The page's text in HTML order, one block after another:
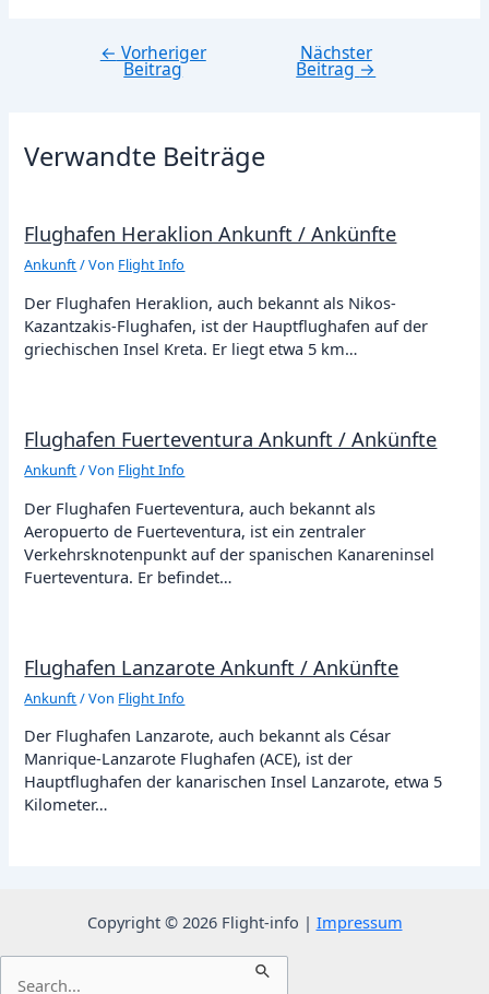
Beitragsnavigation
← Vorheriger
Beitrag
Nächster
Beitrag→
Verwandte Beiträge
Flughafen Heraklion Ankunft / Ankünfte
Ankunft/ Von Flight Info
Der Flughafen Heraklion, auch bekannt als Nikos-
Kazantzakis-Flughafen, ist der Hauptflughafen auf der
griechischen Insel Kreta. Er liegt etwa 5 km…
Flughafen Fuerteventura Ankunft / Ankünfte
Ankunft/ Von Flight Info
Der Flughafen Fuerteventura, auch bekannt als
Aeropuerto de Fuerteventura, ist ein zentraler
Verkehrsknotenpunkt auf der spanischen Kanareninsel
Fuerteventura. Er befindet…
Flughafen Lanzarote Ankunft / Ankünfte
Ankunft/ Von Flight Info
Der Flughafen Lanzarote, auch bekannt als César
Manrique-Lanzarote Flughafen (ACE), ist der
Hauptflughafen der kanarischen Insel Lanzarote, etwa 5
Kilometer…
Copyright © 2026 Flight-info | Impressum
nach: